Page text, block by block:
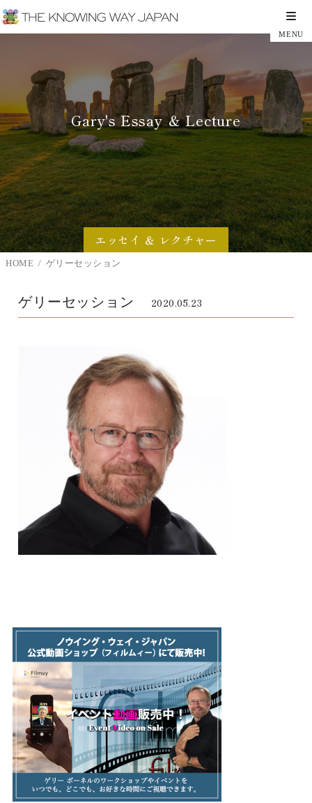
エッセイ ＆ レクチャー
Gary's Essay ＆ Lecture
HOME ゲリーセッション
ゲリーセッション 2020.05.23